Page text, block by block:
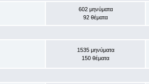
602 μηνύματα
92 θέματα
1535 μηνύματα
150 θέματα